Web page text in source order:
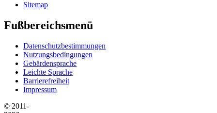
Sitemap
Fußbereichsmenü
Datenschutzbestimmungen
Nutzungsbedingungen
Gebärdensprache
Leichte Sprache
Barrierefreiheit
Impressum
© 2011-